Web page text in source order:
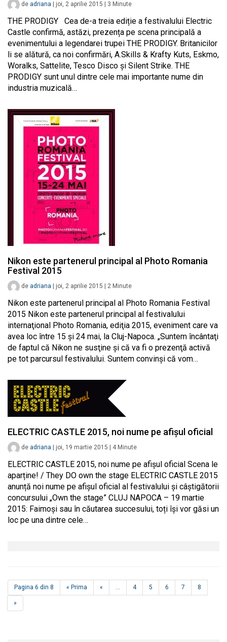
de adriana joi, 2 aprilie 2015 3 Minute
THE PRODIGY Cea de-a treia ediție a festivalului Electric
Castle confirmă, astăzi, prezența pe scena principală a
evenimentului a legendarei trupei THE PRODIGY. Britanicilor
li se alătură, ca noi confirmări, A.Skills & Krafty Kuts, Eskmo,
Woralks, Sattelite, Tesco Disco și Silent Strike. THE
PRODIGY sunt unul dintre cele mai importante nume din
industria muzicală…
Nikon este partenerul principal al Photo Romania
Festival 2015
de adriana joi, 2 aprilie 2015 2 Minute
Nikon este partenerul principal al Photo Romania Festival
2015 Nikon este partenerul principal al festivalului
internaţional Photo Romania, ediţia 2015, eveniment care va
avea loc între 15 şi 24 mai, la Cluj-Napoca. „Suntem încântaţi
de faptul că Nikon ne susţine şi că va fi o prezenţă activă
pe tot parcursul festivalului. Suntem convinşi că vom…
ELECTRIC CASTLE 2015, noi nume pe afișul oficial
de adriana joi, 19 martie 2015 4 Minute
ELECTRIC CASTLE 2015, noi nume pe afișul oficial Scena le
aparține! / They DO own the stage ELECTRIC CASTLE 2015
anunță noi nume pe afișul oficial al festivalului și câștigătorii
concursului „Own the stage” CLUJ NAPOCA – 19 martie
2015: Faimoși sau în căutarea succesului, toți își vor găsi un
loc pe una dintre cele…
Pagina 6 din 8 « Prima « ... 4 5 6 7 8
»